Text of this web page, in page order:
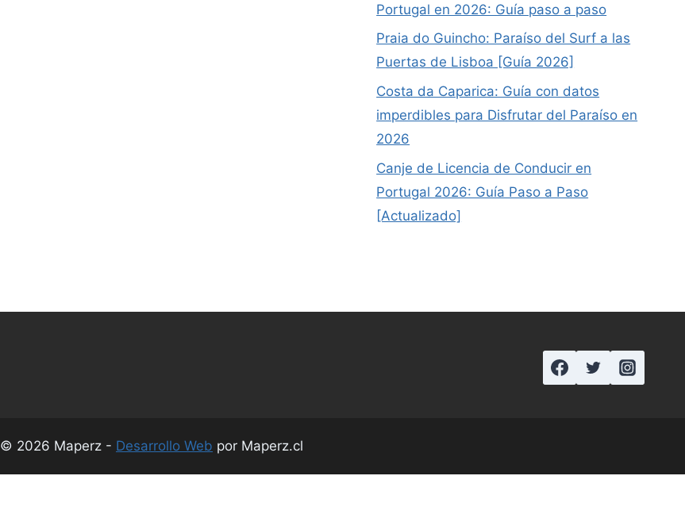
Portugal en 2026: Guía paso a paso
Praia do Guincho: Paraíso del Surf a las
Puertas de Lisboa [Guía 2026]
Costa da Caparica: Guía con datos
imperdibles para Disfrutar del Paraíso en
2026
Canje de Licencia de Conducir en
Portugal 2026: Guía Paso a Paso
[Actualizado]
© 2026 Maperz - Desarrollo Web por Maperz.cl